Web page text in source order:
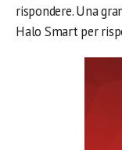
rispondere. Una
Halo Smart per